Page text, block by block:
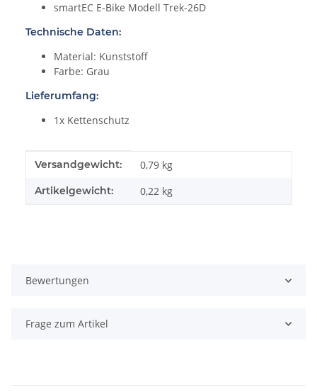
smartEC E-Bike Modell Trek-26D
Technische Daten:
Material: Kunststoff
Farbe: Grau
Lieferumfang:
1x Kettenschutz
Produkteigenschaft
Wert
Versandgewicht: 0,79 kg
Artikelgewicht: 0,22 kg
Bewertungen
Frage zum Artikel